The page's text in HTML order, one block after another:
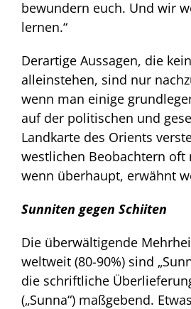
bewundern euch. Und wir
lernen.“
Derartige Aussagen, die
alleinstehen, sind nur
wenn man einige
auf der politischen und
Landkarte des Orients
westlichen Beobachtern oft
wenn überhaupt, erwähnt
Sunniten gegen Schiiten
Die überwältigende
weltweit (80-90%) sind
die schriftliche
(„Sunna“) maßgebend.